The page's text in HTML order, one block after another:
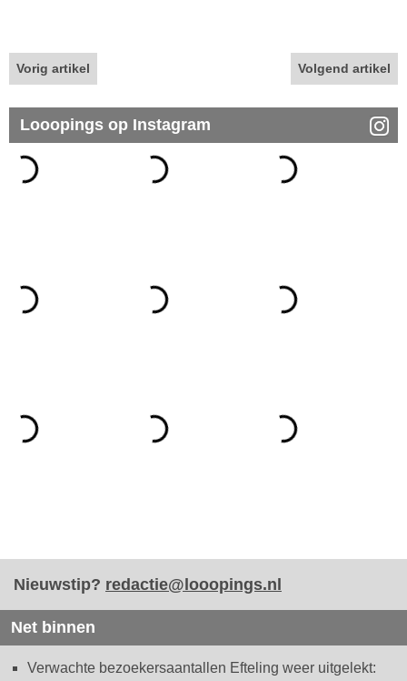
Vorig artikel Volgend artikel
Looopings op Instagram
Nieuwstip? redactie@looopings.nl
Net binnen
Verwachte bezoekersaantallen Efteling weer uitgelekt: